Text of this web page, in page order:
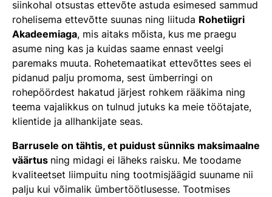
siinkohal otsustas ettevõte astuda esimesed sammud
rohelisema ettevõtte suunas ning liituda Rohetiigri
Akadeemiaga, mis aitaks mõista, kus me praegu
asume ning kas ja kuidas saame ennast veelgi
paremaks muuta. Rohetemaatikat ettevõttes sees ei
pidanud palju promoma, sest ümberringi on
rohepöördest hakatud järjest rohkem rääkima ning
teema vajalikkus on tulnud jutuks ka meie töötajate,
klientide ja allhankijate seas.
Barrusele on tähtis, et puidust sünniks maksimaalne
väärtus ning midagi ei läheks raisku. Me toodame
kvaliteetset liimpuitu ning tootmisjäägid suuname nii
palju kui võimalik ümbertöötlusesse. Tootmises